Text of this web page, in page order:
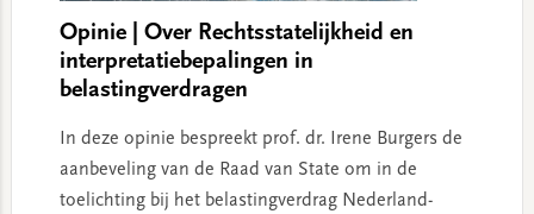
Opinie | Over Rechtsstatelijkheid en
interpretatiebepalingen in
belastingverdragen
In deze opinie bespreekt prof. dr. Irene Burgers de
aanbeveling van de Raad van State om in de
toelichting bij het belastingverdrag Nederland-